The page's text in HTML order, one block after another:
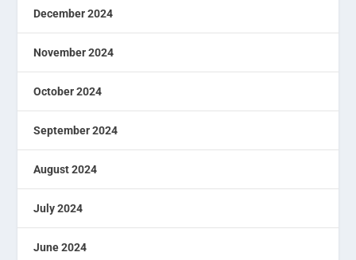
December 2024
November 2024
October 2024
September 2024
August 2024
July 2024
June 2024